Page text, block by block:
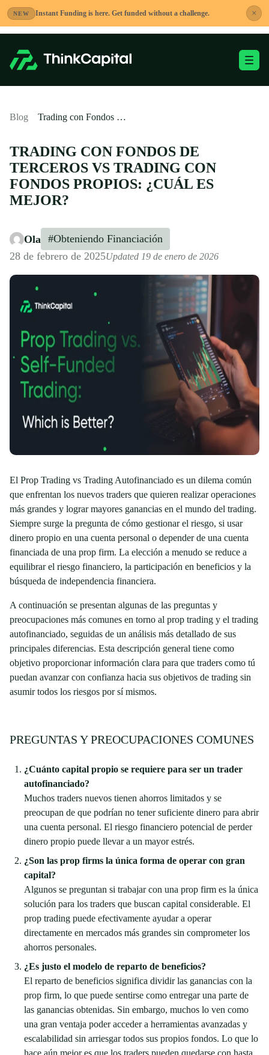
NEW Instant Funding is here. Get funded without a challenge. ×
Saltar
contenido
Alternar menú
Blog Trading con Fondos de Terceros vs Trading con Fondos Propios: ¿Cuál es Mejor?
TRADING CON FONDOS DE
TERCEROS VS TRADING CON
FONDOS PROPIOS: ¿CUÁL ES
MEJOR?
Ola
#Obteniendo Financiación
28 de febrero de 2025Updated 19 de enero de 2026
El Prop Trading vs Trading Autofinanciado es un dilema común
que enfrentan los nuevos traders que quieren realizar operaciones
más grandes y lograr mayores ganancias en el mundo del trading.
Siempre surge la pregunta de cómo gestionar el riesgo, si usar
dinero propio en una cuenta personal o depender de una cuenta
financiada de una prop firm. La elección a menudo se reduce a
equilibrar el riesgo financiero, la participación en beneficios y la
búsqueda de independencia financiera.
A continuación se presentan algunas de las preguntas y
preocupaciones más comunes en torno al prop trading y el trading
autofinanciado, seguidas de un análisis más detallado de sus
principales diferencias. Esta descripción general tiene como
objetivo proporcionar información clara para que traders como tú
puedan avanzar con confianza hacia sus objetivos de trading sin
asumir todos los riesgos por sí mismos.
PREGUNTAS Y PREOCUPACIONES COMUNES
¿Cuánto capital propio se requiere para ser un trader
autofinanciado?
Muchos traders nuevos tienen ahorros limitados y se
preocupan de que podrían no tener suficiente dinero para abrir
una cuenta personal. El riesgo financiero potencial de perder
dinero propio puede llevar a un mayor estrés.
¿Son las prop firms la única forma de operar con gran
capital?
Algunos se preguntan si trabajar con una prop firm es la única
solución para los traders que buscan capital considerable. El
prop trading puede efectivamente ayudar a operar
directamente en mercados más grandes sin comprometer los
ahorros personales.
¿Es justo el modelo de reparto de beneficios?
El reparto de beneficios significa dividir las ganancias con la
prop firm, lo que puede sentirse como entregar una parte de
las ganancias obtenidas. Sin embargo, muchos lo ven como
una gran ventaja poder acceder a herramientas avanzadas y
escalabilidad sin arriesgar todos sus propios fondos. Lo que lo
hace aún mejor es que los traders pueden quedarse con hasta